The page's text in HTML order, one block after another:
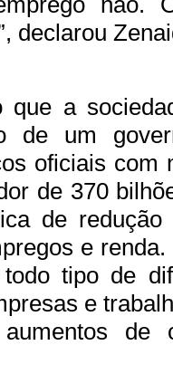
declarou
que a
de um
oficiais com
de 370
de redução
e
tipo de
e
de